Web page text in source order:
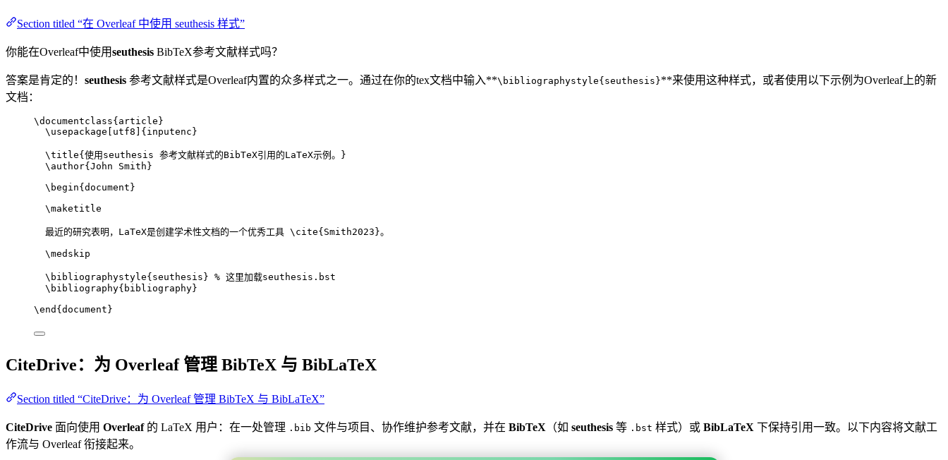
Section titled “在 Overleaf 中使用 seuthesis 样式”
你能在Overleaf中使用seuthesis BibTeX参考文献样式吗？
答案是肯定的！ seuthesis 参考文献样式是Overleaf内置的众多样式之一。通过在你的tex文档中输入**\bibliographystyle{seuthesis}**来使用这种样式，或者使用以下示例为Overleaf上的新
文档：
\documentclass{ article }
\usepackage
utf8 ]{ inputenc }
\title{使用seuthesis 参考文献样式的BibTeX引用的LaTeX示例。}
\author{John Smith}
\begin{ document }
\maketitle
最近的研究表明，LaTeX是创建学术性文档的一个优秀工具 \cite{ Smith2023 }。
\medskip
\bibliographystyle{seuthesis} % 这里加载seuthesis.bst
\bibliography{bibliography}
\end { document }
CiteDrive：为 Overleaf 管理 BibTeX 与 BibLaTeX
Section titled “CiteDrive：为 Overleaf 管理 BibTeX 与 BibLaTeX”
CiteDrive 面向使用 Overleaf的 LaTeX 用户：在一处管理 .bib 文件与项目、协作维护参考文献，并在 BibTeX （如 seuthesis 等 .bst 样式）或 BibLaTeX 下保持引用一致。以下内容将文献工
作流与 Overleaf 衔接起来。